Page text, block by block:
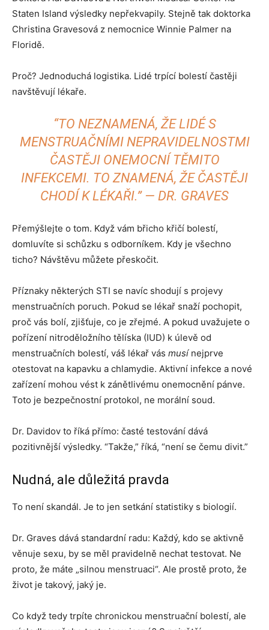
Staten Island výsledky nepřekvapily. Stejně tak doktorka
Christina Gravesová z nemocnice Winnie Palmer na
Floridě.
Proč? Jednoduchá logistika. Lidé trpící bolestí častěji
navštěvují lékaře.
“TO NEZNAMENÁ, ŽE LIDÉ S
MENSTRUAČNÍMI NEPRAVIDELNOSTMI
ČASTĚJI ONEMOCNÍ TĚMITO
INFEKCEMI. TO ZNAMENÁ, ŽE ČASTĚJI
CHODÍ K LÉKAŘI.” — DR. GRAVES
Přemýšlejte o tom. Když vám břicho křičí bolestí,
domluvíte si schůzku s odborníkem. Kdy je všechno
ticho? Návštěvu můžete přeskočit.
Příznaky některých STI se navíc shodují s projevy
menstruačních poruch. Pokud se lékař snaží pochopit,
proč vás bolí, zjišťuje, co je zřejmé. A pokud uvažujete o
pořízení nitroděložního tělíska (IUD) k úlevě od
menstruačních bolestí, váš lékař vás musínejprve
otestovat na kapavku a chlamydie. Aktivní infekce a nové
zařízení mohou vést k zánětlivému onemocnění pánve.
Toto je bezpečnostní protokol, ne morální soud.
Dr. Davidov to říká přímo: časté testování dává
pozitivnější výsledky. “Takže,” říká, “není se čemu divit.”
Nudná, ale důležitá pravda
To není skandál. Je to jen setkání statistiky s biologií.
Dr. Graves dává standardní radu: Každý, kdo se aktivně
věnuje sexu, by se měl pravidelně nechat testovat. Ne
proto, že máte „silnou menstruaci“. Ale prostě proto, že
život je takový, jaký je.
Co když tedy trpíte chronickou menstruační bolestí, ale